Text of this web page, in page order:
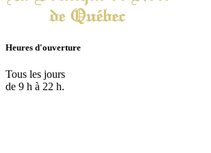
Heures d'ouverture
Tous les jours
de 9 h à 22 h.